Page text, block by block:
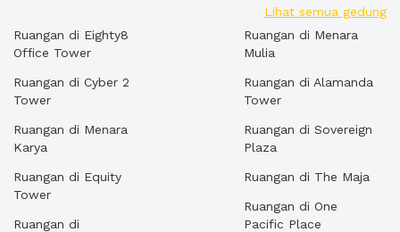
Lihat semua gedung
Ruangan di Eighty8
Office Tower
Ruangan di Cyber 2
Tower
Ruangan di Menara
Karya
Ruangan di Equity
Tower
Ruangan di
Ruangan di Menara
Mulia
Ruangan di Alamanda
Tower
Ruangan di Sovereign
Plaza
Ruangan di The Maja
Ruangan di One
Pacific Place